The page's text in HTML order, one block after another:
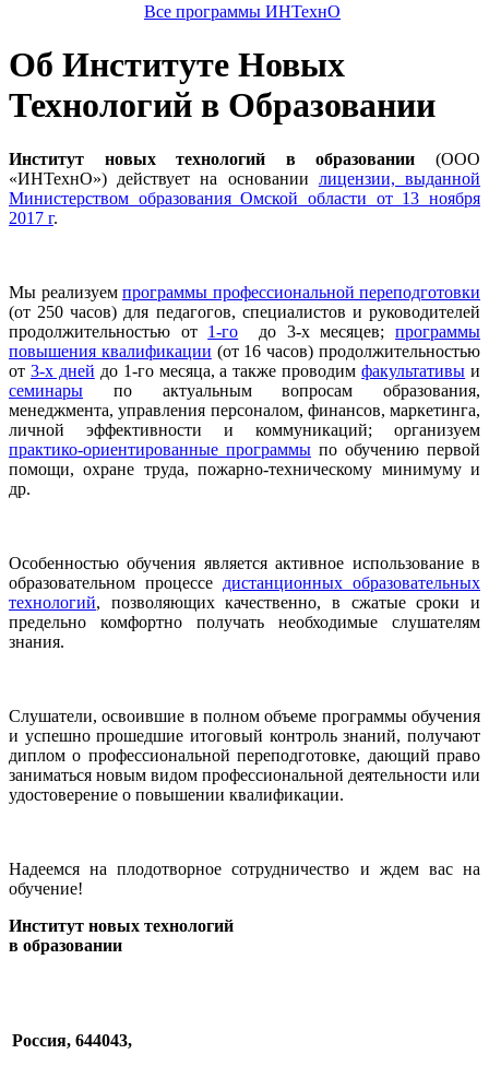
Все программы ИНТехнО
Об Институте Новых
Технологий в Образовании
Институт новых технологий в образовании (ООО
«ИНТехнО») действует на основании лицензии, выданной
Министерством образования Омской области от 13 ноября
2017 г.
Мы реализуем программы профессиональной переподготовки
(от 250 часов) для педагогов, специалистов и руководителей
продолжительностью от 1-го до 3-х месяцев;программы
повышения квалификации (от 16 часов) продолжительностью
от 3-х дней до 1-го месяца, а также проводимфакультативы и
семинары по актуальным вопросам образования,
менеджмента, управления персоналом, финансов, маркетинга,
личной эффективности и коммуникаций; организуем
практико-ориентированные программы по обучению первой
помощи, охране труда, пожарно-техническому минимуму и
др.
Особенностью обучения является активное использование в
образовательном процессе дистанционных образовательных
технологий, позволяющих качественно, в сжатые сроки и
предельно комфортно получать необходимые слушателям
знания.
Слушатели, освоившие в полном объеме программы обучения
и успешно прошедшие итоговый контроль знаний, получают
диплом о профессиональной переподготовке, дающий право
заниматься новым видом профессиональной деятельности или
удостоверение о повышении квалификации.
Надеемся на плодотворное сотрудничество и ждем вас на
обучение!
Институт новых технологий
в образовании
Россия, 644043,